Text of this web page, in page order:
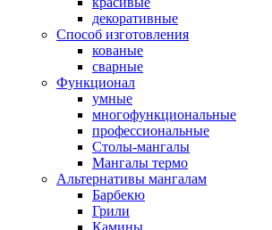
декоративные
Способ изготовления
кованые
сварные
Функционал
умные
многофункциональные
профессиональные
Столы-мангалы
Мангалы термо
Альтернативы мангалам
Барбекю
Грили
Камины